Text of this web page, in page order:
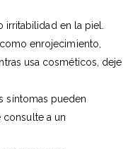
irritabilidad en la piel.
enrojecimiento,
usa cosméticos, deje
síntomas pueden
a un